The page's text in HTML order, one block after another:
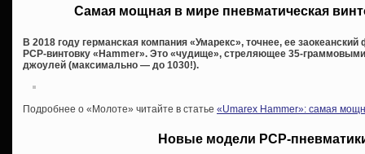
Самая мощная в мире пневматическая
В 2018 году германская компания «Умарекс», точнее, ее
PCP-винтовку «Hammer». Это «чудище», стреляющее 35-
джоулей (максимально — до 1030!).
Подробнее о «Молоте» читайте в статье «Umarex Hammer»: самая
Новые модели PCP-